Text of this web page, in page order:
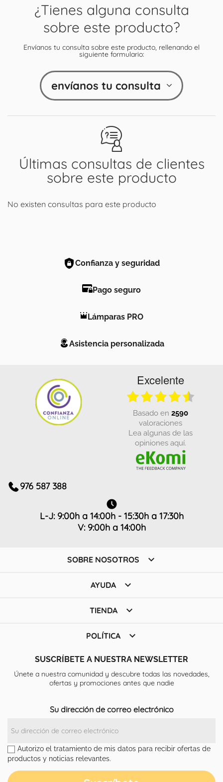
Últimas consultas de clientes
sobre este producto
No existen consultas para este producto
¿Tienes alguna consulta
sobre este producto?
Envíanos tu consulta sobre este producto, rellenando el
siguiente formulario:
envíanos tu consulta
Confianza y seguridad
Pago seguro
Lámparas PRO
Asistencia personalizada
Excelente
basado en 2590
valoraciones
Lea algunas de las
opiniones aquí.
976 587 388
L-J: 9:00h a 14:00h - 15:30h a 17:30h
V: 9:00h a 14:00h
SOBRE NOSOTROS 
AYUDA 
TIENDA 
POLÍTICA 
SUSCRÍBETE A NUESTRA NEWSLETTER
Únete a nuestra comunidad y descubre todas las novedades,
ofertas y promociones antes que nadie
Su dirección de correo electrónico
Autorizo el tratamiento de mis datos para recibir ofertas de
productos y noticias relevantes.